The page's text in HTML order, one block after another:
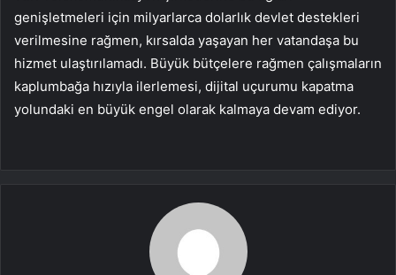
genişletmeleri için milyarlarca dolarlık devlet destekleri
verilmesine rağmen, kırsalda yaşayan her vatandaşa bu
hizmet ulaştırılamadı. Büyük bütçelere rağmen çalışmaların
kaplumbağa hızıyla ilerlemesi, dijital uçurumu kapatma
yolundaki en büyük engel olarak kalmaya devam ediyor.